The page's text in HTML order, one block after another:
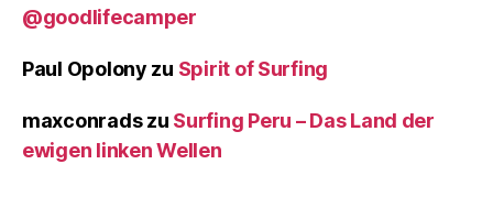
@goodlifecamper
Paul Opolony zu Spirit of Surfing
maxconradszu Surfing Peru – Das Land der
ewigen linken Wellen